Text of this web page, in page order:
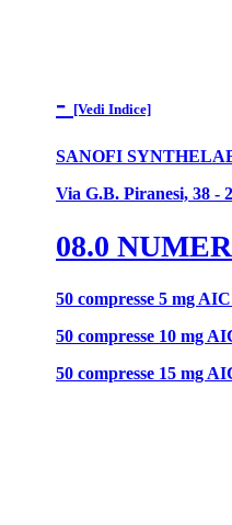
- [Vedi Indice]
SANOFI
Via G.B. Piranesi, 38 -
08.0
50 compresse 5 mg
50 compresse 10 mg
50 compresse 15 mg